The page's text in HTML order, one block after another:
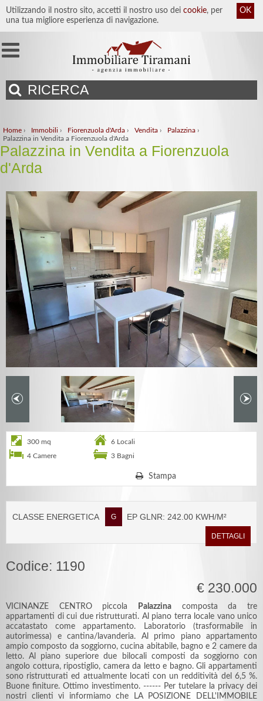
Utilizzando il nostro sito, accetti il nostro uso dei cookie, per
una tua migliore esperienza di navigazione.
OK
RICERCA
Home › Immobili › Fiorenzuola d'Arda › Vendita › Palazzina ›
Palazzina in Vendita a Fiorenzuola d'Arda
Palazzina in Vendita a Fiorenzuola
d'Arda
300 mq
6 Locali
4 Camere
3 Bagni
Stampa
CLASSE ENERGETICA G EP GLNR: 242.00 KWH/M²
DETTAGLI
Codice: 1190
€ 230.000
VICINANZE CENTRO piccola Palazzina composta da tre
appartamenti di cui due ristrutturati. Al piano terra locale vano unico
accatastato come appartamento. Laboratorio (trasformabile in
autorimessa) e cantina/lavanderia. Al primo piano appartamento
ampio composto da soggiorno, cucina abitabile, bagno e 2 camere da
letto. Al piano superiore due bilocali composti da soggiorno con
angolo cottura, ripostiglio, camera da letto e bagno. Gli appartamenti
sono ristrutturati ed attualmente locati con un redditività del 6,5 %.
Buone finiture. Ottimo investimento. ------ Per tutelare la privacy dei
nostri clienti vi informiamo che LA POSIZIONE DELL'IMMOBILE